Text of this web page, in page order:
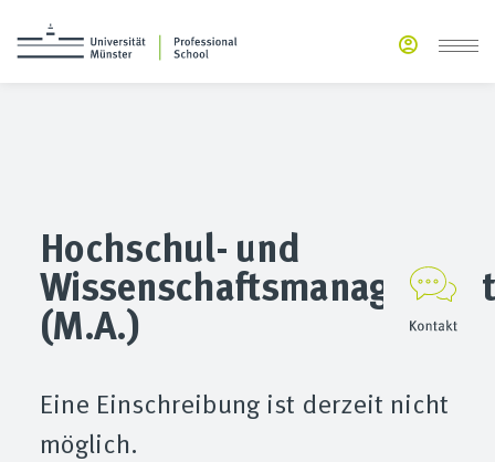
Hochschul- und
Wissenschaftsmanagement
(M.A.)
Eine Einschreibung ist derzeit nicht
möglich.